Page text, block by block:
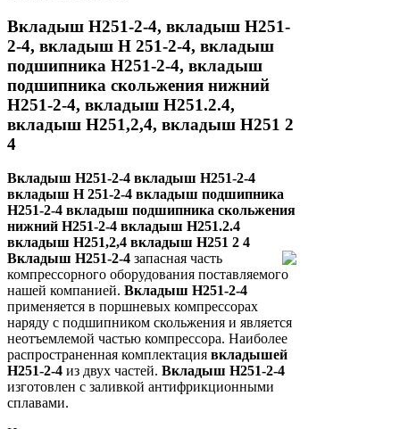
Вкладыш Н251-2-4, вкладыш Н251-
2-4, вкладыш Н 251-2-4, вкладыш
подшипника Н251-2-4, вкладыш
подшипника скольжения нижний
Н251-2-4, вкладыш Н251.2.4,
вкладыш Н251,2,4, вкладыш Н251 2
4
Вкладыш Н251-2-4 вкладыш Н251-2-4
вкладыш Н 251-2-4 вкладыш подшипника
Н251-2-4 вкладыш подшипника скольжения
нижний Н251-2-4 вкладыш Н251.2.4
вкладыш Н251,2,4 вкладыш Н251 2 4
Вкладыш Н251-2-4 запасная часть
компрессорного оборудования поставляемого
нашей компанией. Вкладыш Н251-2-4
применяется в поршневых компрессорах
наряду с подшипником скольжения и является
неотъемлемой частью компрессора. Наиболее
распространенная комплектация вкладышей
Н251-2-4 из двух частей. Вкладыш Н251-2-4
изготовлен с заливкой антифрикционными
сплавами.